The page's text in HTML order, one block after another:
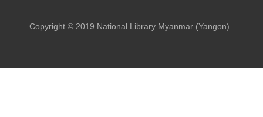
Copyright © 2019 National Library Myanmar (Yangon)